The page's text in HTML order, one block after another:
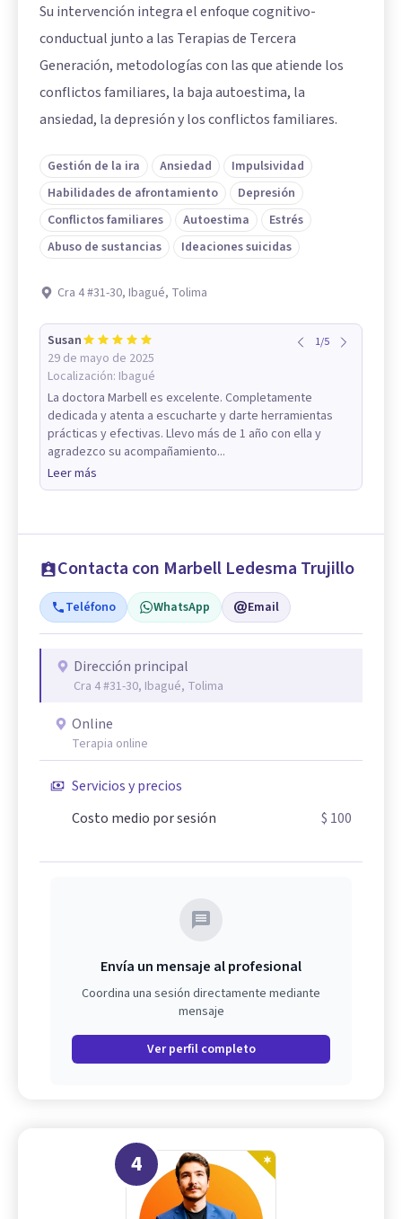
Su intervención integra el enfoque cognitivo-
conductual junto a las Terapias de Tercera
Generación, metodologías con las que atiende los
conflictos familiares, la baja autoestima, la
ansiedad, la depresión y los conflictos familiares.
Gestión de la ira Ansiedad
Impulsividad
Habilidades de afrontamiento
Depresión
Conflictos familiares
Autoestima
Estrés
Abuso de sustancias
Ideaciones suicidas
Cra 4 #31-30, Ibagué, Tolima
Susan
29 de mayo de 2025
Localización: Ibagué
1/5
La doctora Marbell es excelente. Completamente
dedicada y atenta a escucharte y darte herramientas
prácticas y efectivas. Llevo más de 1 año con ella y
agradezco su acompañamiento...
Leer más
Contacta con Marbell Ledesma Trujillo
Teléfono WhatsApp Email
Dirección principal
Cra 4 #31-30, Ibagué, Tolima
Online
Terapia online
Servicios y precios
Costo medio por sesión
$ 100
Envía un mensaje al profesional
Coordina una sesión directamente mediante
mensaje
Ver perfil completo
4